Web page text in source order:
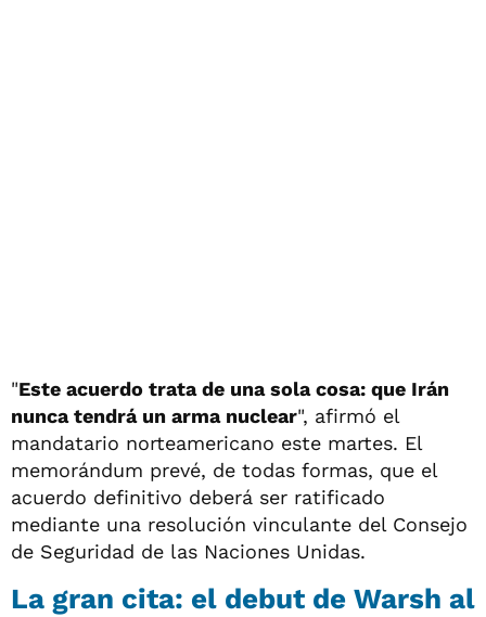
"Este acuerdo trata de una sola cosa: que Irán
nunca tendrá un arma nuclear", afirmó el
mandatario norteamericano este martes. El
memorándum prevé, de todas formas, que el
acuerdo definitivo deberá ser ratificado
mediante una resolución vinculante del Consejo
de Seguridad de las Naciones Unidas.
La gran cita: el debut de Warsh al